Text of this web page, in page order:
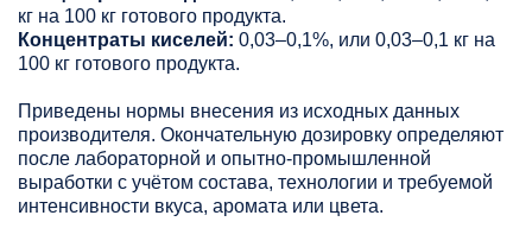
кг на 100 кг готового продукта.
Концентраты киселей: 0,03–0,1%, или 0,03–0,1 кг на
100 кг готового продукта.
Приведены нормы внесения из исходных данных
производителя. Окончательную дозировку определяют
после лабораторной и опытно-промышленной
выработки с учётом состава, технологии и требуемой
интенсивности вкуса, аромата или цвета.